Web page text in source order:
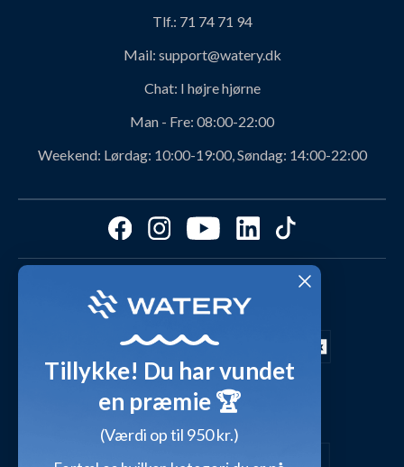
Retur og ombytning
Rabatkoder
Produktanbefalinger fra Watery
Størrelsesguides
Cookies & præferencer
Video studio
Shop outfits fra kunder
Inspirationsunivers
Giv et gavekort
Om Watery produkter
Personerne bag Watery
Svømmeklub-aftaler
Affiliate program
Fordele hos Watery
Kundeanmeldelser
FAQ - Mest stillede spørgsmål
Presse
Waterylife - Guides fra eksperter (Blog)
Tlf.: 71 74 71 94
Mail: support@watery.dk
Chat: I højre hjørne
Man - Fre: 08:00-22:00
Weekend: Lørdag: 10:00-19:00, Søndag: 14:00-22:00
Dag-til-dag levering med
Sikker betaling med
Tillykke! Du har vundet
en præmie 🏆
(Værdi op til 950 kr.)